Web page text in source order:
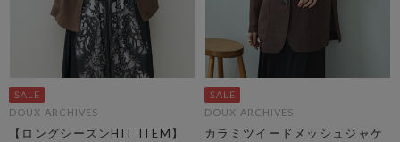
DOUX ARCHIVES
【ロングシーズンHIT ITEM】
DOUX ARCHIVES
カラミツイードメッシュジャケ